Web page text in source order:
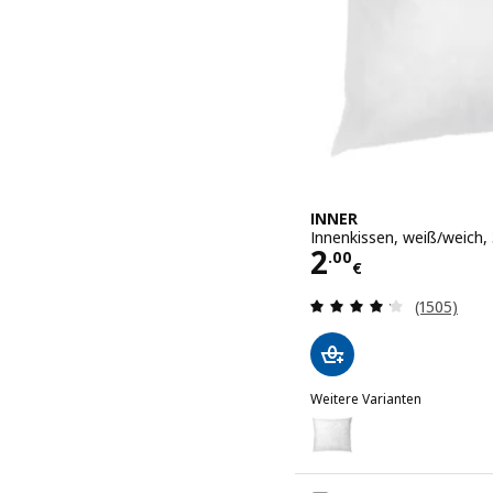
INNER
Innenkissen, weiß/weich,
2.00
€
Preis 2.00€
(1505)
Weitere Varianten
INNER
Option: INNER,
Option: INNER,